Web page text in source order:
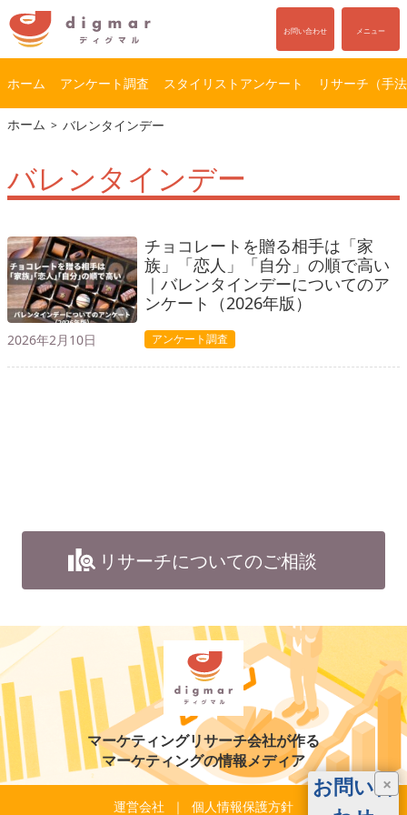
コ
ン
ツ
キ
ッ
プ
ナ
ビ
シ
に
移
動
お問い合わせ メニュー
ホーム アンケート調査 スタイリストアンケート リサーチ（手
ホーム バレンタインデー
バレンタインデー
チョコレートを贈る相手は「家
族」「恋人」「自分」の順で高い
｜バレンタインデーについてのア
ンケート（2026年版）
2026年2月10日 アンケート調査
リサーチについてのご相談
マーケティングリサーチ会社が作る
マーケティングの情報メディア
運営会社 個人情報保護方針
×
お問い合